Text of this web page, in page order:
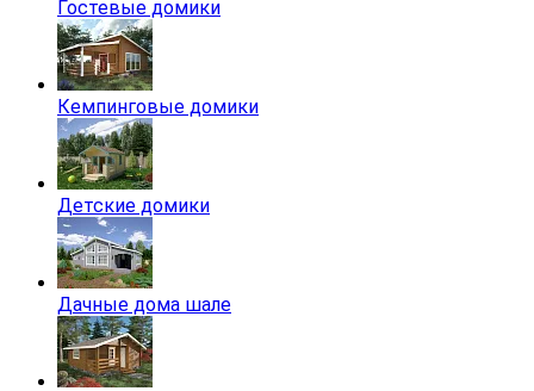
Гостевые домики
Кемпинговые домики
Детские домики
Дачные дома шале